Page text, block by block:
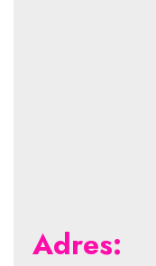
Adres: